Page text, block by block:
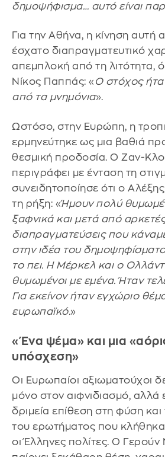
δημοψήφισμα… αυτό είναι
Για την Αθήνα, η κίνηση αυτή
έσχατο διαπραγματευτικό
απεμπλοκή από τη λιτότητα,
Νίκος Παππάς: « Ο στόχος
από τα μνημόνια».
Ωστόσο, στην Ευρώπη, η
ερμηνεύτηκε ως μια βαθιά
θεσμική προδοσία. Ο Ζαν-
περιγράφει με ένταση τη
συνειδητοποίησε ότι ο
τη ρήξη: «Ήμουν πολύ
ξαφνικά και μετά από αρκετές
διαπραγματεύσεις που
στην ιδέα του
το πει. Η Μέρκελ και ο
θυμωμένοι με εμένα. Ήταν
Για εκείνον ήταν εγχώριο
ευρωπαϊκό.»
«Ένα ψέμα» και μια
υπόσχεση»
Οι Ευρωπαίοι αξιωματούχοι
μόνο στον αιφνιδιασμό, αλλά
δριμεία επίθεση στη φύση και
του ερωτήματος που
οι Έλληνες πολίτες. Ο